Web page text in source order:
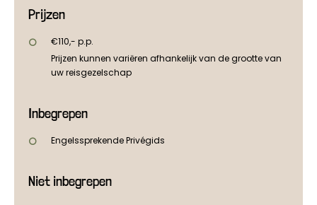
Prijzen
€110,- p.p.
Prijzen kunnen variëren afhankelijk van de grootte van
uw reisgezelschap
Inbegrepen
Engelssprekende Privégids
Niet inbegrepen